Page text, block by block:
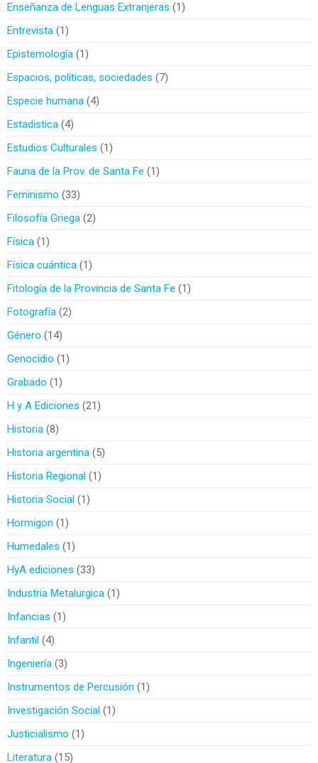
Enseñanza de Lenguas Extranjeras
1
Entrevista 1
Epistemología 1
Espacios, políticas, sociedades
7
Especie humana 4
Estadistica 4
Estudios Culturales
1
Fauna de la Prov. de Santa Fe
1
Feminismo 33
Filosofía Griega 2
Física 1
Física cuántica 1
Fitología de la Provincia de Santa Fe
1
Fotografía 2
Género
14
Genocidio
1
Grabado
1
H y A Ediciones 21
Historia 8
Historia argentina 5
Historia Regional 1
Historia Social 1
Hormigon
1
Humedales
1
HyA ediciones 33
Industria Metalurgica 1
Infancias
1
Infantil 4
Ingeniería 3
Instrumentos de Percusión
1
Investigación Social 1
Justicialismo
1
Literatura 15